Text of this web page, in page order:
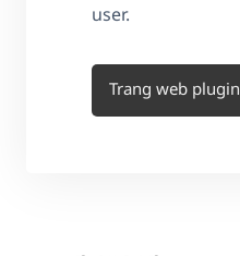
user.
Trang web plugin